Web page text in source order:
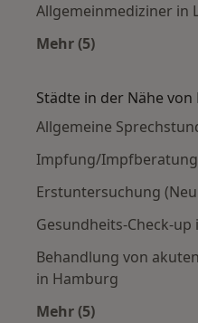
Allgemeinmediziner in
Mehr (5)
Städte in der Nähe
Allgemeine
Impfung/
Erstuntersuchung
Gesundheits-Check-
Behandlung von
in Hamburg
Mehr (5)